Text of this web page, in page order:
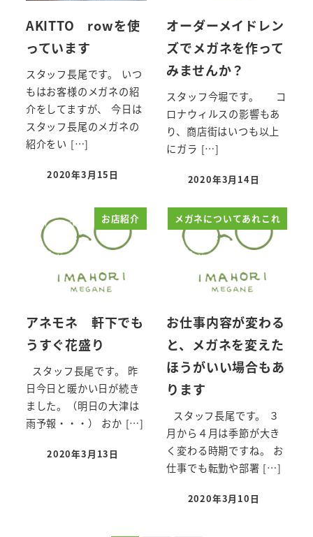
AKITTO rowを使
っています
スタッフ長尾です。 いつ
もはお客様のメガネの紹
介をしてますが、 今日は
スタッフ長尾のメガネの
紹介をい […]
投稿日
2020年3月15日
オーダーメイドレン
ズでメガネを作って
みませんか？
スタッフ今堀です。 コ
ロナウィルスの影響もあ
り、商店街はいつも以上
にガラ […]
投稿日
2020年3月14日
お店紹介
アネモネ 軒下でも
うすぐ花盛り
スタッフ長尾です。 昨
日今日と暖かい日が続き
ました。（明日の大津は
雨予報・・・） おか […]
投稿日
2020年3月13日
メガネについてあれこれ
お仕事内容が変わる
と、メガネを変えた
ほうがいい場合もあ
ります
スタッフ長尾です。 ３
月から４月は季節が大き
く変わる時期ですね。 お
仕事でも転勤や部署 […]
投稿日
2020年3月10日